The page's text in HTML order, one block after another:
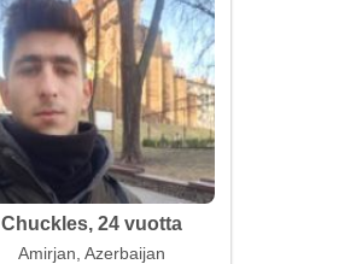
Chuckles, 24 vuotta
Amirjan, Azerbaijan